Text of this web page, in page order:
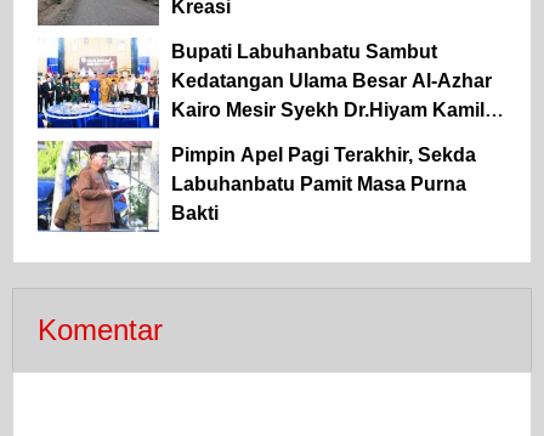
Kreasi
Bupati Labuhanbatu Sambut
Kedatangan Ulama Besar Al-Azhar
Kairo Mesir Syekh Dr.Hiyam Kamil
Pimpin Apel Pagi Terakhir, Sekda
Labuhanbatu Pamit Masa Purna
Bakti
Komentar